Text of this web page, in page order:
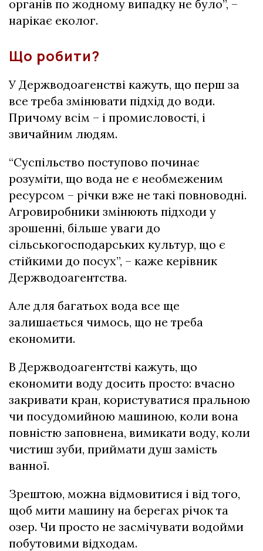
органів по жодному випадку не було”, –
нарікає еколог.
Що робити?
У Держводоагенстві кажуть, що перш за
все треба змінювати підхід до води.
Причому всім – і промисловості, і
звичайним людям.
“Суспільство поступово починає
розуміти, що вода не є необмеженим
ресурсом – річки вже не такі повноводні.
Агровиробники змінюють підходи у
зрошенні, більше уваги до
сільськогосподарських культур, що є
стійкими до посух”, – каже керівник
Держводоагентства.
Але для багатьох вода все ще
залишається чимось, що не треба
економити.
В Держводоагентстві кажуть, що
економити воду досить просто: вчасно
закривати кран, користуватися пральною
чи посудомийною машиною, коли вона
повністю заповнена, вимикати воду, коли
чистиш зуби, приймати душ замість
ванної.
Зрештою, можна відмовитися і від того,
щоб мити машину на берегах річок та
озер. Чи просто не засмічувати водойми
побутовими відходам.